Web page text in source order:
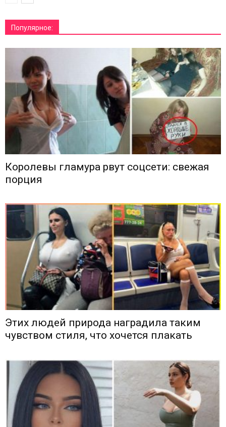
Популярное:
Королевы гламура рвут соцсети: свежая
порция
Этих людей природа наградила таким
чувством стиля, что хочется плакать